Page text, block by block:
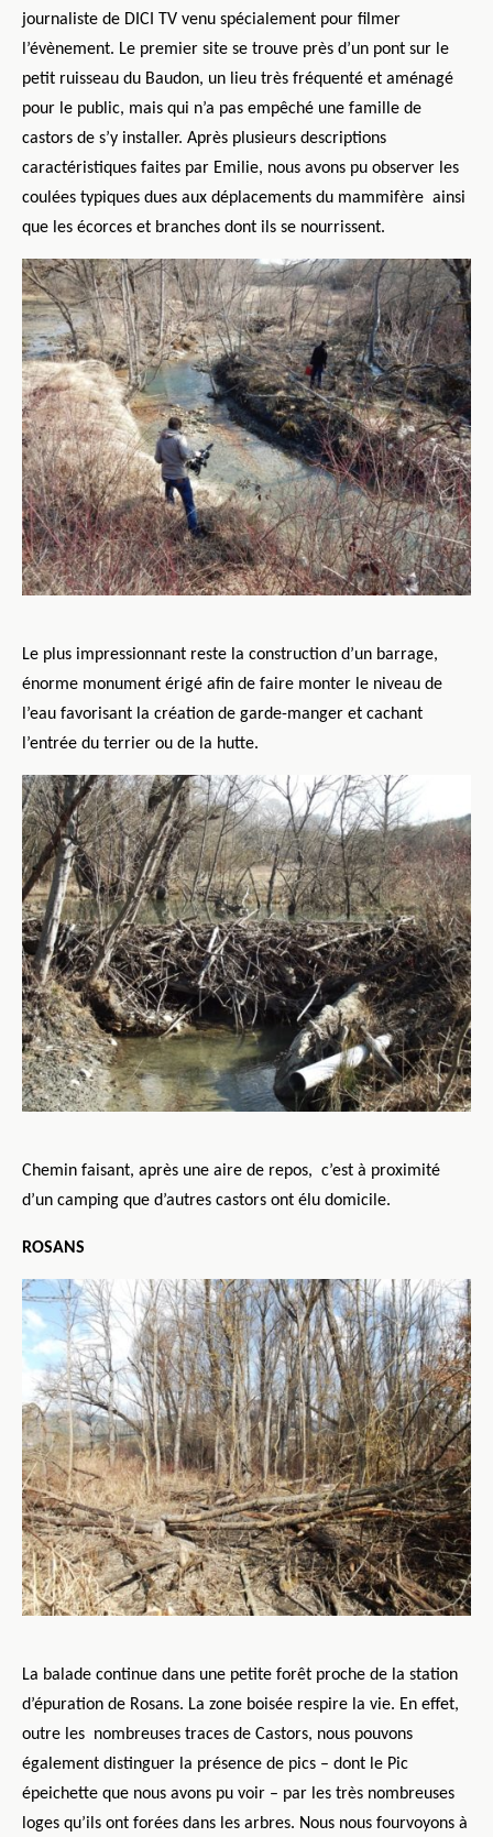
journaliste de DICI TV venu spécialement pour filmer
l’évènement. Le premier site se trouve près d’un pont sur le
petit ruisseau du Baudon, un lieu très fréquenté et aménagé
pour le public, mais qui n’a pas empêché une famille de
castors de s’y installer. Après plusieurs descriptions
caractéristiques faites par Emilie, nous avons pu observer les
coulées typiques dues aux déplacements du mammifère ainsi
que les écorces et branches dont ils se nourrissent.
Le plus impressionnant reste la construction d’un barrage,
énorme monument érigé afin de faire monter le niveau de
l’eau favorisant la création de garde-manger et cachant
l’entrée du terrier ou de la hutte.
Chemin faisant, après une aire de repos, c’est à proximité
d’un camping que d’autres castors ont élu domicile.
ROSANS
La balade continue dans une petite forêt proche de la station
d’épuration de Rosans. La zone boisée respire la vie. En effet,
outre les nombreuses traces de Castors, nous pouvons
également distinguer la présence de pics – dont le Pic
épeichette que nous avons pu voir – par les très nombreuses
loges qu’ils ont forées dans les arbres. Nous nous fourvoyons à